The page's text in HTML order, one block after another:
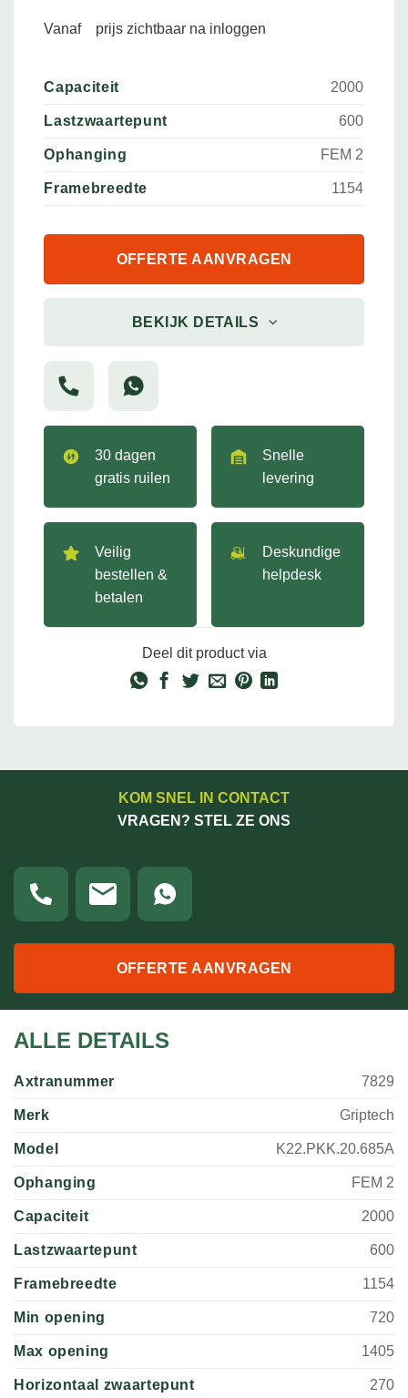
Vanaf prijs zichtbaar na inloggen
Capaciteit 2000
Lastzwaartepunt 600
Ophanging FEM 2
Framebreedte 1154
OFFERTE AANVRAGEN
BEKIJK DETAILS
30 dagen
gratis ruilen
Snelle
levering
Veilig
bestellen &
betalen
Deskundige
helpdesk
Deel dit product via
KOM SNEL IN CONTACT
VRAGEN? STEL ZE ONS
OFFERTE AANVRAGEN
ALLE DETAILS
Axtranummer 7829
Merk Griptech
Model K22.PKK.20.685A
Ophanging FEM 2
Capaciteit 2000
Lastzwaartepunt 600
Framebreedte 1154
Min opening 720
Max opening 1405
Horizontaal zwaartepunt 270